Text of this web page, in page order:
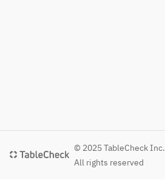
© 2025 TableCheck Inc.
All rights reserved